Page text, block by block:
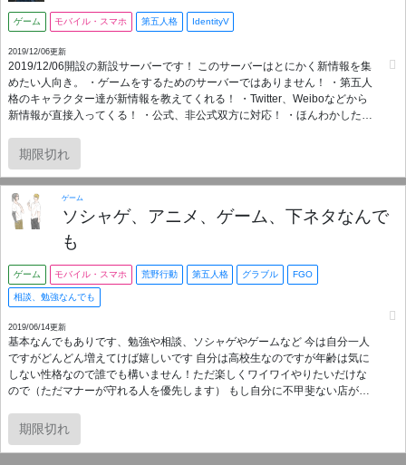
ゲーム モバイル・スマホ 第五人格 IdentityV
2019/12/06更新
2019/12/06開設の新設サーバーです！ このサーバーはとにかく新情報を集
めたい人向き。 ・ゲームをするためのサーバーではありません！ ・第五人
格のキャラクター達が新情報を教えてくれる！ ・Twitter、Weiboなどから
新情報が直接入ってくる！ ・公式、非公式双方に対応！ ・ほんわかした管
ず入れる！ などなど、他のサーバーとは一味違った場所です。 皆様の意見
を取り入れつつ、より良いサーバーになるように努力していきます✨ 是非
入ってみてくださいませ～！
期限切れ
ゲーム
ソシャゲ、アニメ、ゲーム、下ネタなんで
も
ゲーム モバイル・スマホ 荒野行動 第五人格 グラブル FGO
相談、勉強なんでも
2019/06/14更新
基本なんでもありです、勉強や相談、ソシャゲやゲームなど 今は自分一人
ですがどんどん増えてけば嬉しいです 自分は高校生なのですが年齢は気に
しない性格なので誰でも構いません！ただ楽しくワイワイやりたいだけな
ので（ただマナーが守れる人を優先します） もし自分に不甲斐ない店があ
で相談でも学校の勉強でもなんでも請け負います（まぁ勉強はまだしも会
社のことはよくわからない餓鬼ですが・・・(´･ω･ `)） 長々と長文を言って
いますがようは、みんなで助け合いながらワイワイやりましょうってこと
期限切れ